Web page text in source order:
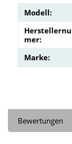
Modell:
mer:
Marke:
Bewertungen